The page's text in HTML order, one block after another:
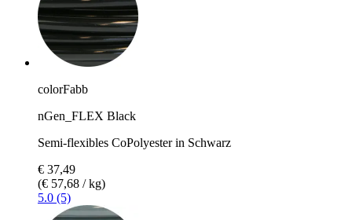
colorFabb
nGen_FLEX Black
Semi-flexibles CoPolyester in Schwarz
€ 37,49
(€ 57,68 / kg)
5.0 (5)